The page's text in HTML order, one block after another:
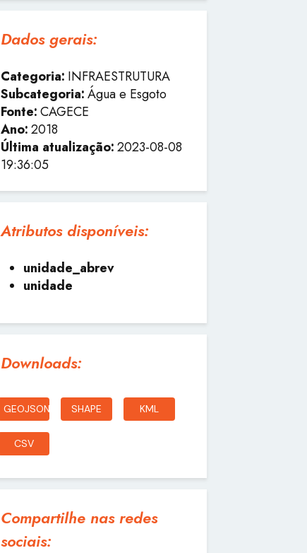
Dados gerais:
Categoria: INFRAESTRUTURA
Subcategoria:Água e Esgoto
Fonte:CAGECE
Ano:2018
Última atualização:2023-08-08
19:36:05
Atributos disponíveis:
unidade_abrev
unidade
Downloads:
GEOJSON SHAPE KML
CSV
Compartilhe nas redes
sociais: